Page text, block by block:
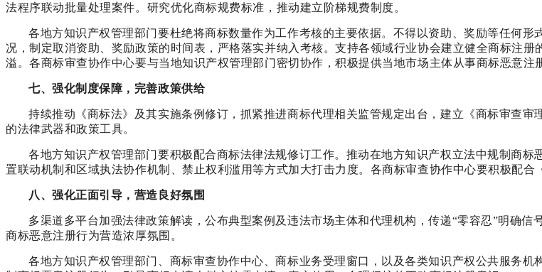
法程序联动批量处理案件。研究优化商标规费标准，推动建立阶梯规费制度。
各地方知识产权管理部门要杜绝将商标数量作为工作考核的主要依据。不得以资助、奖励等任何
况，制定取消资助、奖励政策的时间表，严格落实并纳入考核。支持各领域行业协会建立健全商标注
溢。各商标审查协作中心要与当地知识产权管理部门密切协作，积极提供当地市场主体从事商标恶意注
七、强化制度保障，完善政策供给
持续推动《商标法》及其实施条例修订，抓紧推进商标代理相关监管规定出台，建立《商标审查
的法律武器和政策工具。
各地方知识产权管理部门要积极配合商标法律法规修订工作。推动在地方知识产权立法中规制商
置联动机制和区域执法协作机制、禁止权利滥用等方式加大打击力度。各商标审查协作中心要积极配合
八、强化正面引导，营造良好氛围
多渠道多平台加强法律政策解读，公布典型案例及违法市场主体和代理机构，传递“零容忍”明确
商标恶意注册行为营造浓厚氛围。
各地方知识产权管理部门、商标审查协作中心、商标业务受理窗口，以及各类知识产权公共服务